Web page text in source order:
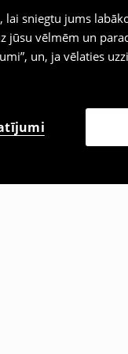
sniegtu jums
jūsu vēlmēm un
un, ja vēlaties